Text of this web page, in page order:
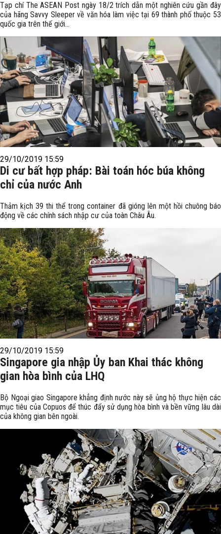
Tạp chí The ASEAN Post ngày 18/2 trích dẫn một nghiên cứu gần đây
của hãng Savvy Sleeper về văn hóa làm việc tại 69 thành phố thuộc 53
quốc gia trên thế giới...
29/10/2019 15:59
Di cư bất hợp pháp: Bài toán hóc búa không
chỉ của nước Anh
Thảm kịch 39 thi thể trong container đã gióng lên một hồi chuông báo
động về các chính sách nhập cư của toàn Châu Âu.
29/10/2019 15:59
Singapore gia nhập Ủy ban Khai thác không
gian hòa bình của LHQ
Bộ Ngoại giao Singapore khẳng định nước này sẽ ủng hộ thực hiện các
mục tiêu của Copuos để thúc đẩy sử dụng hòa bình và bền vững lâu dài
của không gian bên ngoài.